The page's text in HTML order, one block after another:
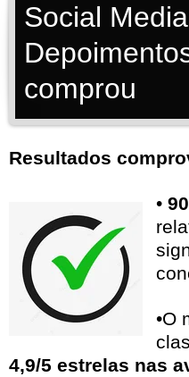
Social
comprou
Resultados
•
•O
4,9/5 estrelas nas